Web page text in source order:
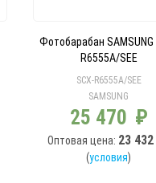
Фотобарабан SAMSUNG
R6555A/SEE
SCX-R6555A/SEE
SAMSUNG
25 470 ₽
Оптовая цена: 23 432
(условия)